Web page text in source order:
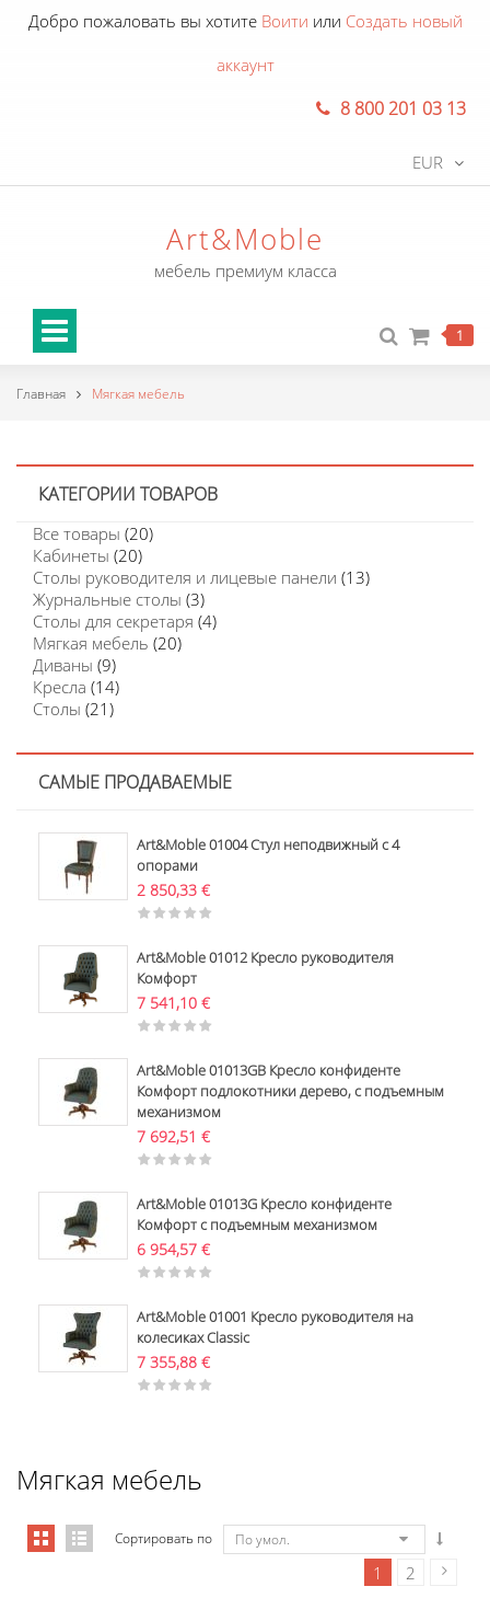
Добро пожаловать вы хотите Воити или Создать новый
аккаунт
8 800 201 03 13
EUR
Art&Moble
мебель премиум класса
1
Главная Мягкая мебель
КАТЕГОРИИ ТОВАРОВ
Все товары (20)
Кабинеты (20)
Столы руководителя и лицевые панели (13)
Журнальные столы (3)
Столы для секретаря (4)
Мягкая мебель (20)
Диваны (9)
Кресла (14)
Столы (21)
САМЫЕ ПРОДАВАЕМЫЕ
Art&Moble 01004 Стул неподвижный с 4
опорами
2 850,33 €
Art&Moble 01012 Кресло руководителя
Комфорт
7 541,10 €
Art&Moble 01013GB Кресло конфиденте
Комфорт подлокотники дерево, с подъемным
механизмом
7 692,51 €
Art&Moble 01013G Кресло конфиденте
Комфорт с подъемным механизмом
6 954,57 €
Art&Moble 01001 Кресло руководителя на
колесиках Classic
7 355,88 €
Мягкая мебель
Сортировать по По умол.
1 2